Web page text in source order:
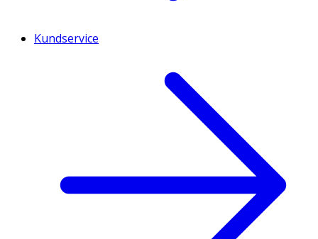
Kundservice